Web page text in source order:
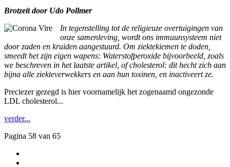
Brotzeit door Udo Pollmer
In tegenstelling tot de religieuze overtuigingen van
onze samenleving, wordt ons immuunsysteem niet
door zaden en kruiden aangestuurd. Om ziektekiemen te doden,
smeedt het zijn eigen wapens: Waterstofperoxide bijvoorbeeld, zoals
we beschreven in het laatste artikel, of cholesterol: dit hecht zich aan
bijna alle ziekteverwekkers en aan hun toxinen, en inactiveert ze.
Preciezer gezegd is hier voornamelijk het zogenaamd ongezonde
LDL cholesterol...
verder...
Pagina 58 van 65